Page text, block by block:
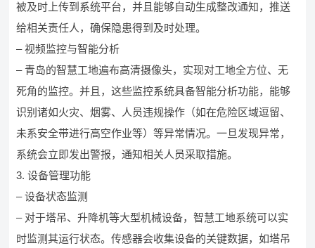
被及时上传到系统平台，并且能够自动生成整改通知，推送
给相关责任人，确保隐患得到及时处理。
– 视频监控与智能分析
– 青岛的智慧工地遍布高清摄像头，实现对工地全方位、无
死角的监控。并且，这些监控系统具备智能分析功能，能够
识别诸如火灾、烟雾、人员违规操作（如在危险区域逗留、
未系安全带进行高空作业等）等异常情况。一旦发现异常，
系统会立即发出警报，通知相关人员采取措施。
3. 设备管理功能
– 设备状态监测
– 对于塔吊、升降机等大型机械设备，智慧工地系统可以实
时监测其运行状态。传感器会收集设备的关键数据，如塔吊